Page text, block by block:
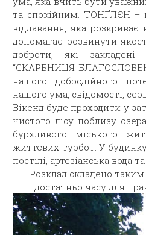
та спокійним. ТОНҐЛЄН –
віддавання, яка
допомагає розвинути
доброти, які
“СКАРБНИЦЯ
нашого добродійного
нашого ума, свідомості,
Вікенд буде проходити у
чистого лісу поблизу
бурхливого міського
життєвих турбот. У
постілі, артезіанська вода
Розклад складено
достатньо часу для